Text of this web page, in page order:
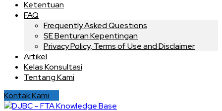
Ketentuan
FAQ
Frequently Asked Questions
SE Benturan Kepentingan
Privacy Policy, Terms of Use and Disclaimer
Artikel
Kelas Konsultasi
Tentang Kami
Kontak Kami